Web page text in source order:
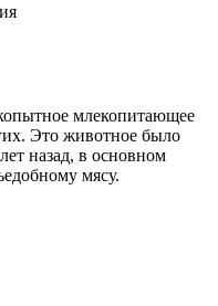
млекопитающее
Это животное было
назад, в основном
мясу.